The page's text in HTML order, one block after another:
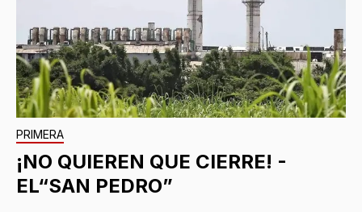
PRIMERA
¡NO QUIEREN QUE CIERRE! -
EL“SAN PEDRO”